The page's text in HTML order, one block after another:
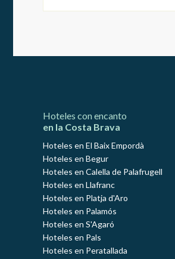
Hoteles con encanto
en la Costa Brava
Hoteles en El Baix Empordà
Hoteles en Begur
Hoteles en Calella de Palafrugell
Hoteles en Llafranc
Hoteles en Platja d'Aro
Hoteles en Palamós
Hoteles en S'Agaró
Hoteles en Pals
Hoteles en Peratallada